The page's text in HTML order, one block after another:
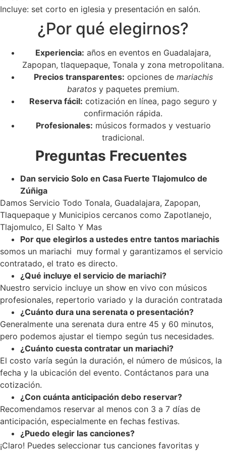
Incluye: set corto en iglesia y presentación en salón.
¿Por qué elegirnos?
Experiencia: años en eventos en Guadalajara,
Zapopan, tlaquepaque, Tonala y zona metropolitana.
Precios transparentes: opciones de mariachis
baratos y paquetes premium.
Reserva fácil: cotización en línea, pago seguro y
confirmación rápida.
Profesionales: músicos formados y vestuario
tradicional.
Preguntas Frecuentes
Dan servicio Solo en Casa Fuerte Tlajomulco de
Zúñiga
Damos Servicio Todo Tonala, Guadalajara, Zapopan,
Tlaquepaque y Municipios cercanos como Zapotlanejo,
Tlajomulco, El Salto Y Mas
Por que elegirlos a ustedes entre tantos mariachis
somos un mariachi muy formal y garantizamos el servicio
contratado, el trato es directo.
¿Qué incluye el servicio de mariachi?
Nuestro servicio incluye un show en vivo con músicos
profesionales, repertorio variado y la duración contratada
¿Cuánto dura una serenata o presentación?
Generalmente una serenata dura entre 45 y 60 minutos,
pero podemos ajustar el tiempo según tus necesidades.
¿Cuánto cuesta contratar un mariachi?
El costo varía según la duración, el número de músicos, la
fecha y la ubicación del evento. Contáctanos para una
cotización.
¿Con cuánta anticipación debo reservar?
Recomendamos reservar al menos con 3 a 7 días de
anticipación, especialmente en fechas festivas.
¿Puedo elegir las canciones?
¡Claro! Puedes seleccionar tus canciones favoritas y